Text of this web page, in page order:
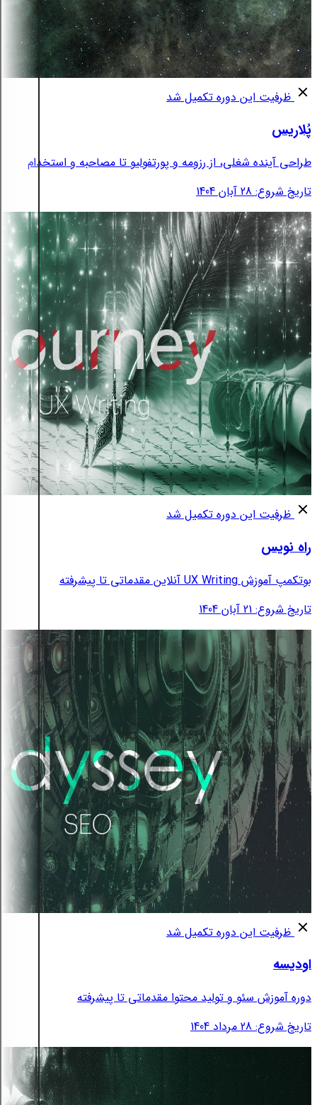
ظرفیت این دوره تکمیل شد
پُلاریس
طراحی آینده شغلی، از رزومه و پورتفولیو تا مصاحبه و استخدام
تاریخ شروع: 28 آبان 1404
ظرفیت این دوره تکمیل شد
راه نویس
بوتکمپ آموزش UX Writing آنلاین مقدماتی تا پیشرفته
تاریخ شروع: 21 آبان 1404
ظرفیت این دوره تکمیل شد
اودیسه
دوره آموزش سئو و تولید محتوا مقدماتی تا پیشرفته
تاریخ شروع: 28 مرداد 1404